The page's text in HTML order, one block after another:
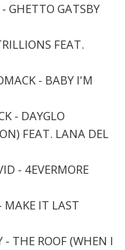
GHETTO GATSBY
FEAT.
- BABY I'M
- DAYGLO
FEAT. LANA DEL
- 4EVERMORE
IT LAST
THE ROOF (WHEN I